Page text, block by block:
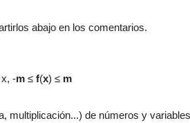
abajo en los comentarios.
-m ≤ f(x) ≤ m
multiplicación...) de números y variables